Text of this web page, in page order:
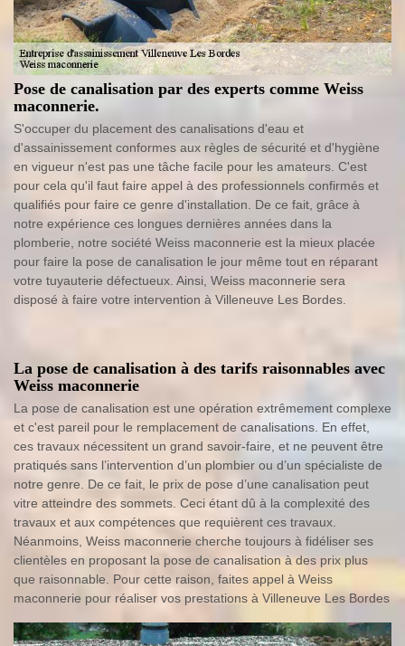
Pose de canalisation par des experts comme Weiss
maconnerie.
S'occuper du placement des canalisations d'eau et
d'assainissement conformes aux règles de sécurité et d'hygiène
en vigueur n'est pas une tâche facile pour les amateurs. C'est
pour cela qu'il faut faire appel à des professionnels confirmés et
qualifiés pour faire ce genre d'installation. De ce fait, grâce à
notre expérience ces longues dernières années dans la
plomberie, notre société Weiss maconnerie est la mieux placée
pour faire la pose de canalisation le jour même tout en réparant
votre tuyauterie défectueux. Ainsi, Weiss maconnerie sera
disposé à faire votre intervention à Villeneuve Les Bordes.
La pose de canalisation à des tarifs raisonnables avec
Weiss maconnerie
La pose de canalisation est une opération extrêmement complexe
et c'est pareil pour le remplacement de canalisations. En effet,
ces travaux nécessitent un grand savoir-faire, et ne peuvent être
pratiqués sans l’intervention d’un plombier ou d’un spécialiste de
notre genre. De ce fait, le prix de pose d’une canalisation peut
vitre atteindre des sommets. Ceci étant dû à la complexité des
travaux et aux compétences que requièrent ces travaux.
Néanmoins, Weiss maconnerie cherche toujours à fidéliser ses
clientèles en proposant la pose de canalisation à des prix plus
que raisonnable. Pour cette raison, faites appel à Weiss
maconnerie pour réaliser vos prestations à Villeneuve Les Bordes